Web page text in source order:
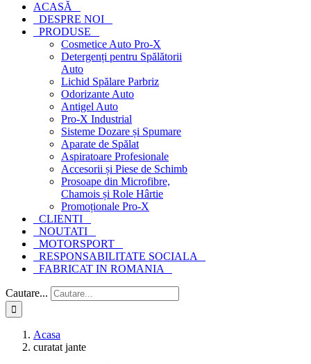
ACASĂ
DESPRE NOI
PRODUSE
Cosmetice Auto Pro-X
Detergenți pentru Spălătorii
Auto
Lichid Spălare Parbriz
Odorizante Auto
Antigel Auto
Pro-X Industrial
Sisteme Dozare și Spumare
Aparate de Spălat
Aspiratoare Profesionale
Accesorii și Piese de Schimb
Prosoape din Microfibre,
Chamois și Role Hârtie
Promoționale Pro-X
CLIENTI
NOUTATI
MOTORSPORT
RESPONSABILITATE SOCIALA
FABRICAT IN ROMANIA
Cautare...
Acasa
curatat jante